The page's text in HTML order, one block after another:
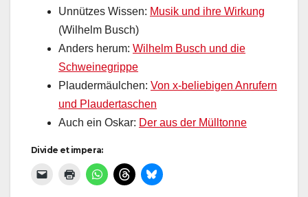
Unnützes Wissen: Musik und ihre Wirkung
(Wilhelm Busch)
Anders herum: Wilhelm Busch und die
Schweinegrippe
Plaudermäulchen: Von x-beliebigen Anrufern
und Plaudertaschen
Auch ein Oskar: Der aus der Mülltonne
Divide et impera: